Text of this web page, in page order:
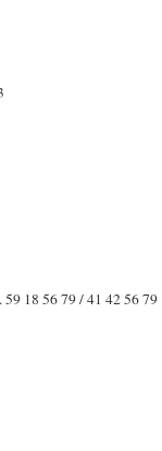
18 56 79 / 41 42 56 79